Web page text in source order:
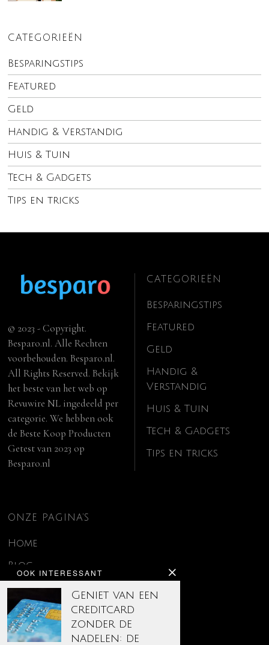
CATEGORIEËN
Besparingstips
Featured
Geld
Handig & Verstandig
Huis & Tuin
Tech & Gadgets
Tips en tricks
OOK INTERESSANT
Geniet van een
creditcard
zonder de
nadelen: de
© 2023 - Copyright.
Besparo.nl. Alle Rechten
voorbehouden. Besparo.nl.
All Rights Reserved. Bekijk
het beste van het web op
Revuwire NL ingedeeld per
categorie. We hebben ook
deBeste Koop Producten
Getest van 2023 op
Besparo.nl
CATEGORIEËN
Besparingstips
Featured
Geld
Handig &
Verstandig
Huis & Tuin
Tech & Gadgets
Tips en tricks
ONZE PAGINA’S
Home
Blog
Contact
Disclaimer
Over ons